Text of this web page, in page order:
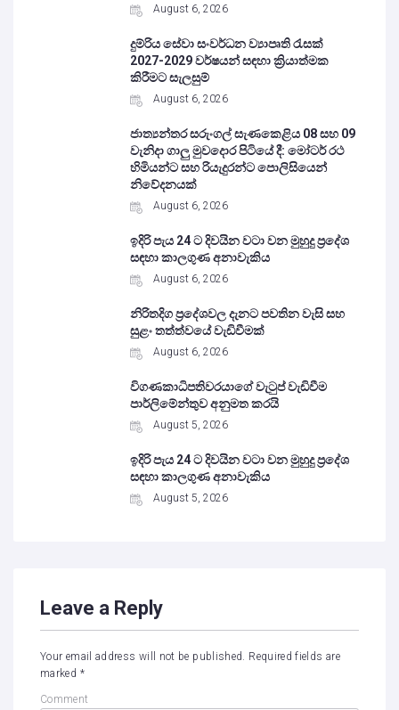
August 6, 2026
දුම්රිය සේවා සංවර්ධන ව්‍යාපෘති රැසක්
2027-2029 වර්ෂයන් සඳහා ක්‍රියාත්මක
කිරීමට සැලසුම්
August 6, 2026
ජාත්‍යන්තර සරුංගල් සැණකෙළිය 08 සහ 09
වැනිදා ගාලු මුවදොර පිටියේ දී: මෝටර් රථ
හිමියන්ට සහ රියැදුරන්ට පොලිසියෙන්
නිවේදනයක්
August 6, 2026
ඉදිරි පැය 24 ට දිවයින වටා වන මුහුදු ප්‍රදේශ
සඳහා කාලගුණ අනාවැකිය
August 6, 2026
නිරිතදිග ප්‍රදේශවල දැනට පවතින වැසි සහ
සුළං තත්ත්වයේ වැඩිවීමක්
August 6, 2026
විගණකාධිපතිවරයාගේ වැටුප් වැඩිවීම
පාර්ලිමේන්තුව අනුමත කරයි
August 5, 2026
ඉදිරි පැය 24 ට දිවයින වටා වන මුහුදු ප්‍රදේශ
සඳහා කාලගුණ අනාවැකිය
August 5, 2026
Leave a Reply
Your email address will not be published. Required fields are
marked *
Comment